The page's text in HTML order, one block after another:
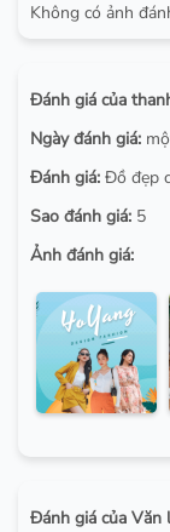
Không có ảnh
Đánh giá của
Ngày đánh giá:
Đánh giá: Đồ đẹp
Sao đánh giá: 5
Ảnh đánh giá:
Đánh giá của Văn